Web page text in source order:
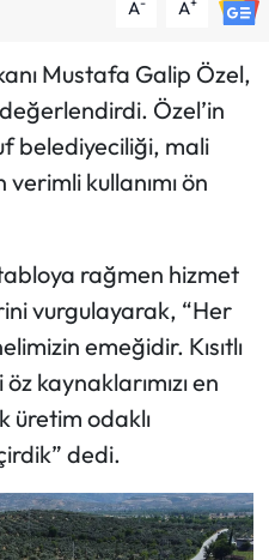
A A
Mustafa Galip Özel,
Özel’in
belediyeciliği, mali
kullanımı ön
rağmen hizmet
vurgulayarak, “Her
emeğidir. Kısıtlı
kaynaklarımızı en
üretim odaklı
dedi.